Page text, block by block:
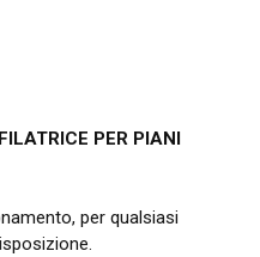
PER PIANI
per qualsiasi